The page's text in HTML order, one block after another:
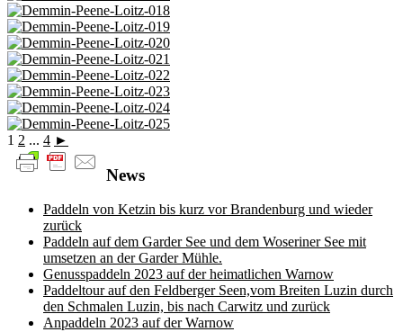
1 2 ... 4 ►
News
Paddeln von Ketzin bis kurz vor Brandenburg und wieder
zurück
Paddeln auf dem Garder See und dem Woseriner See mit
umsetzen an der Garder Mühle.
Genusspaddeln 2023 auf der heimatlichen Warnow
Paddeltour auf den Feldberger Seen,vom Breiten Luzin durch
den Schmalen Luzin, bis nach Carwitz und zurück
Anpaddeln 2023 auf der Warnow